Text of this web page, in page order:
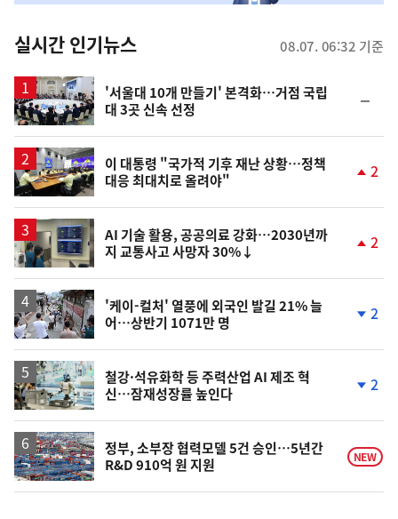
뉴
스
실시간 인기뉴스 08.07. 06:32 기준
'서울대 10개 만들기' 본격화…거점 국립
대 3곳 신속 선정
일
이 대통령 "국가적 기후 재난 상황…정책
대응 최대치로 올려야"
계
2
AI 기술 활용, 공공의료 강화…2030년까
지 교통사고 사망자 30%↓
계
2
'케이-컬처' 열풍에 외국인 발길 21% 늘
어…상반기 1071만 명
계
2
철강·석유화학 등 주력산업 AI 제조 혁
신…잠재성장률 높인다
계
락
2
정부, 소부장 협력모델 5건 승인…5년간
R&D 910억 원 지원
NEW